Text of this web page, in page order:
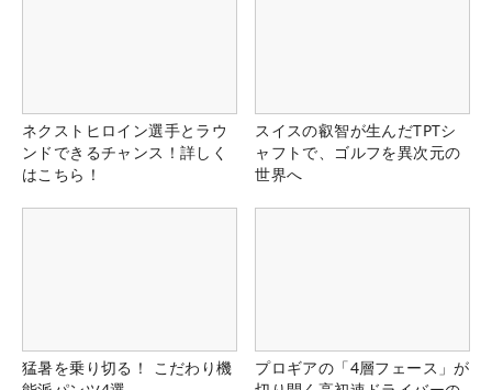
ネクストヒロイン選手とラウ
ンドできるチャンス！詳しく
はこちら！
スイスの叡智が生んだTPTシ
ャフトで、ゴルフを異次元の
世界へ
猛暑を乗り切る！ こだわり機
プロギアの「4層フェース」が